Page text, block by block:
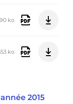
ko
ko
2015